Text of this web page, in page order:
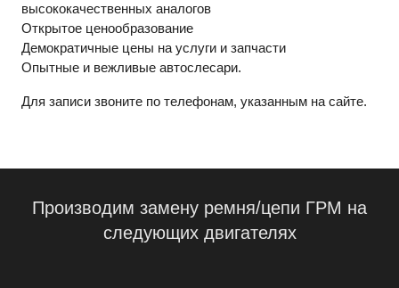
высококачественных аналогов
Открытое ценообразование
Демократичные цены на услуги и запчасти
Опытные и вежливые автослесари.
Для записи звоните по телефонам, указанным на сайте.
Производим замену ремня/цепи ГРМ на
следующих двигателях